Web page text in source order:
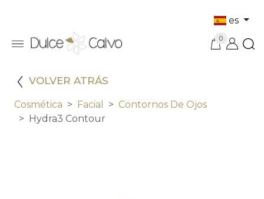
es
0
VOLVER ATRÁS
Cosmética Facial
Contornos De Ojos
Hydra3 Contour